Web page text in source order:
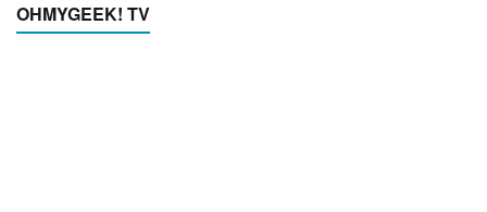
OHMYGEEK! TV